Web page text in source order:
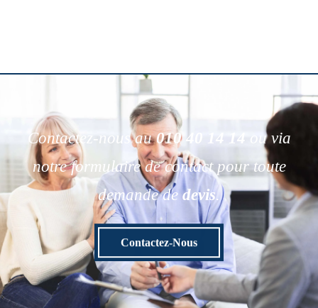
Contactez-nous au010 40 14 14
ou via
notre formulaire de contact pour toute
demande de devis.
Contactez-Nous